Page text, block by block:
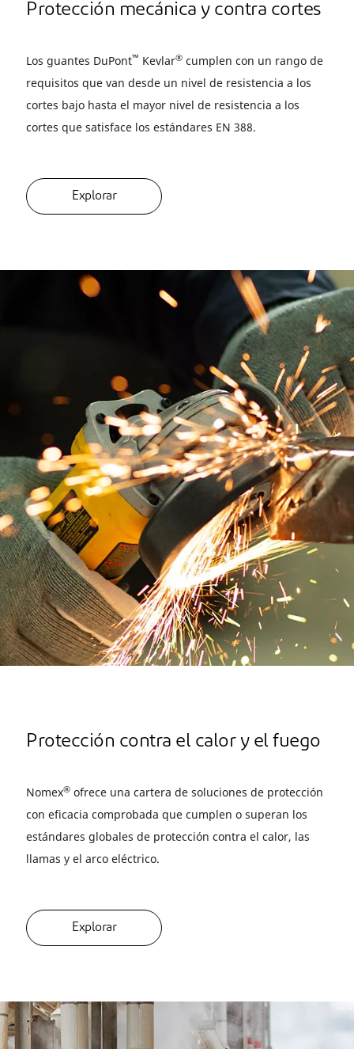
Protección mecánica y contra cortes
Los guantes DuPont™ Kevlar® cumplen con un rango de
requisitos que van desde un nivel de resistencia a los
cortes bajo hasta el mayor nivel de resistencia a los
cortes que satisface los estándares EN 388.
Explorar
Protección contra el calor y el fuego
Nomex® ofrece una cartera de soluciones de protección
con eficacia comprobada que cumplen o superan los
estándares globales de protección contra el calor, las
llamas y el arco eléctrico.
Explorar